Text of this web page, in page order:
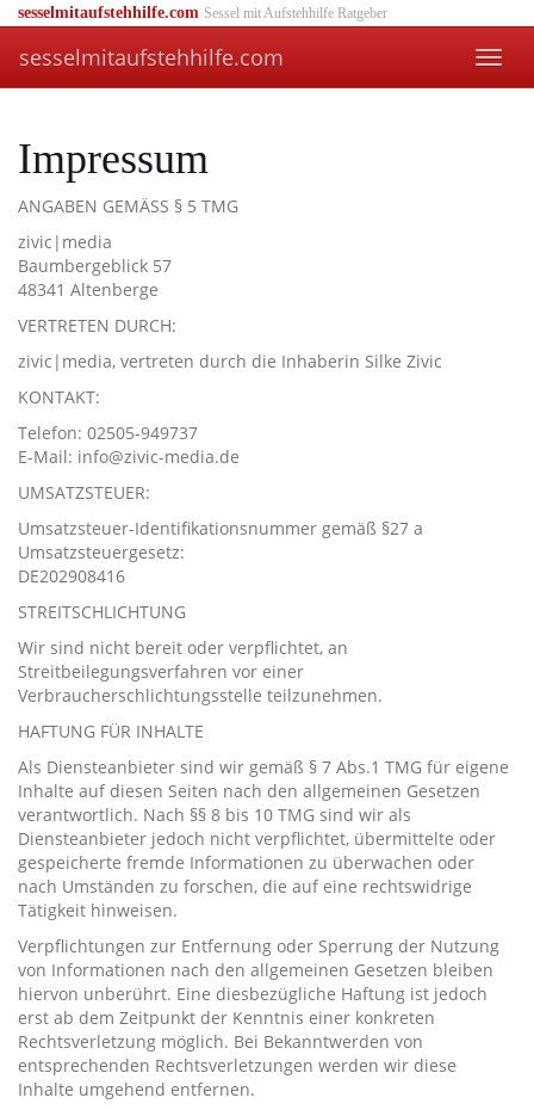
Skip
to
main
content
sesselmitaufstehhilfe.com Sessel mit Aufstehhilfe Ratgeber
sesselmitaufstehhilfe.com
Impressum
ANGABEN GEMÄSS § 5 TMG
zivic|media
Baumbergeblick 57
48341 Altenberge
VERTRETEN DURCH:
zivic|media, vertreten durch die Inhaberin Silke Zivic
KONTAKT:
Telefon: 02505-949737
E-Mail: info@zivic-media.de
UMSATZSTEUER:
Umsatzsteuer-Identifikationsnummer gemäß §27 a
Umsatzsteuergesetz:
DE202908416
STREITSCHLICHTUNG
Wir sind nicht bereit oder verpflichtet, an
Streitbeilegungsverfahren vor einer
Verbraucherschlichtungsstelle teilzunehmen.
HAFTUNG FÜR INHALTE
Als Diensteanbieter sind wir gemäß § 7 Abs.1 TMG für eigene
Inhalte auf diesen Seiten nach den allgemeinen Gesetzen
verantwortlich. Nach §§ 8 bis 10 TMG sind wir als
Diensteanbieter jedoch nicht verpflichtet, übermittelte oder
gespeicherte fremde Informationen zu überwachen oder
nach Umständen zu forschen, die auf eine rechtswidrige
Tätigkeit hinweisen.
Verpflichtungen zur Entfernung oder Sperrung der Nutzung
von Informationen nach den allgemeinen Gesetzen bleiben
hiervon unberührt. Eine diesbezügliche Haftung ist jedoch
erst ab dem Zeitpunkt der Kenntnis einer konkreten
Rechtsverletzung möglich. Bei Bekanntwerden von
entsprechenden Rechtsverletzungen werden wir diese
Inhalte umgehend entfernen.